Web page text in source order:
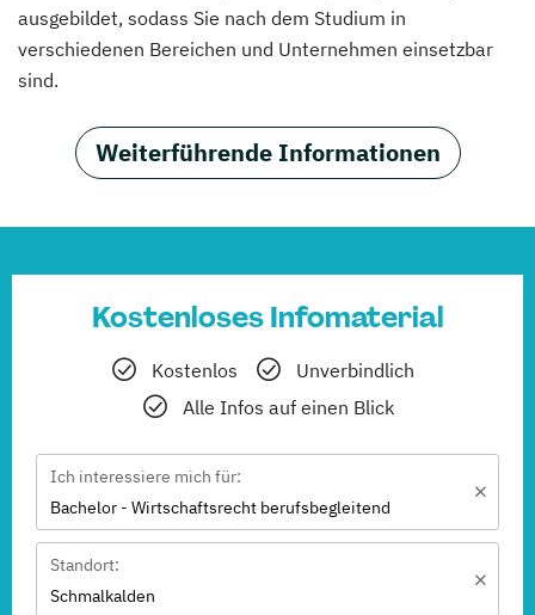
ausgebildet, sodass Sie nach dem Studium in
verschiedenen Bereichen und Unternehmen einsetzbar
sind.
Weiterführende Informationen
Kostenloses Infomaterial
Kostenlos
Unverbindlich
Alle Infos auf einen Blick
Ich interessiere mich für:
Bachelor - Wirtschaftsrecht berufsbegleitend
Standort:
Schmalkalden